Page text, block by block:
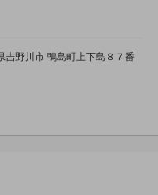
野川市 鴨島町上下島８７番